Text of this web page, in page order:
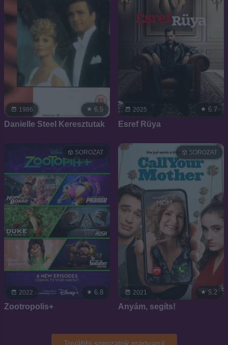
1986 6.5
Danielle Steel Keresztutak
2025 6.7
Esref Rüya
2022
SOROZAT
6.8
Zootropolis+
2021
SOROZAT
5.2
Anyám, segíts!